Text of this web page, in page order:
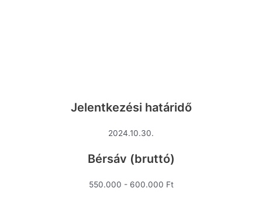
Jelentkezési határidő
2024.10.30.
Bérsáv (bruttó)
550.000 - 600.000 Ft